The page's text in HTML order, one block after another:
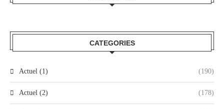
CATEGORIES
Actuel (1) (190)
Actuel (2) (178)